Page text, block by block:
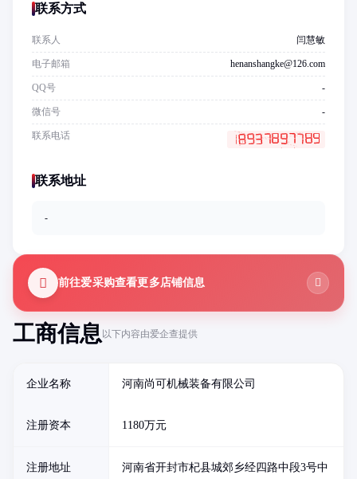
工商信息以下内容由爱企查提供
企业名称 河南尚可机械装备有限公司
注册资本 1180万元
注册地址
河南省开封市杞县城郊乡经四路中段3号中
联系方式
联系人 闫慧敏
电子邮箱 henanshangke@126.com
QQ号 -
微信号 -
联系电话
联系地址
-
前往爱采购查看更多店铺信息